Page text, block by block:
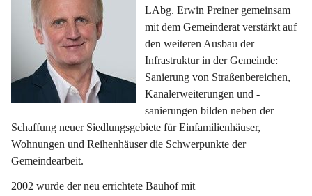
LAbg. Erwin Preiner gemeinsam
mit dem Gemeinderat verstärkt auf
den weiteren Ausbau der
Infrastruktur in der Gemeinde:
Sanierung von Straßenbereichen,
Kanalerweiterungen und -
sanierungen bilden neben der
Schaffung neuer Siedlungsgebiete für Einfamilienhäuser,
Wohnungen und Reihenhäuser die Schwerpunkte der
Gemeindearbeit.
2002 wurde der neu errichtete Bauhof mit